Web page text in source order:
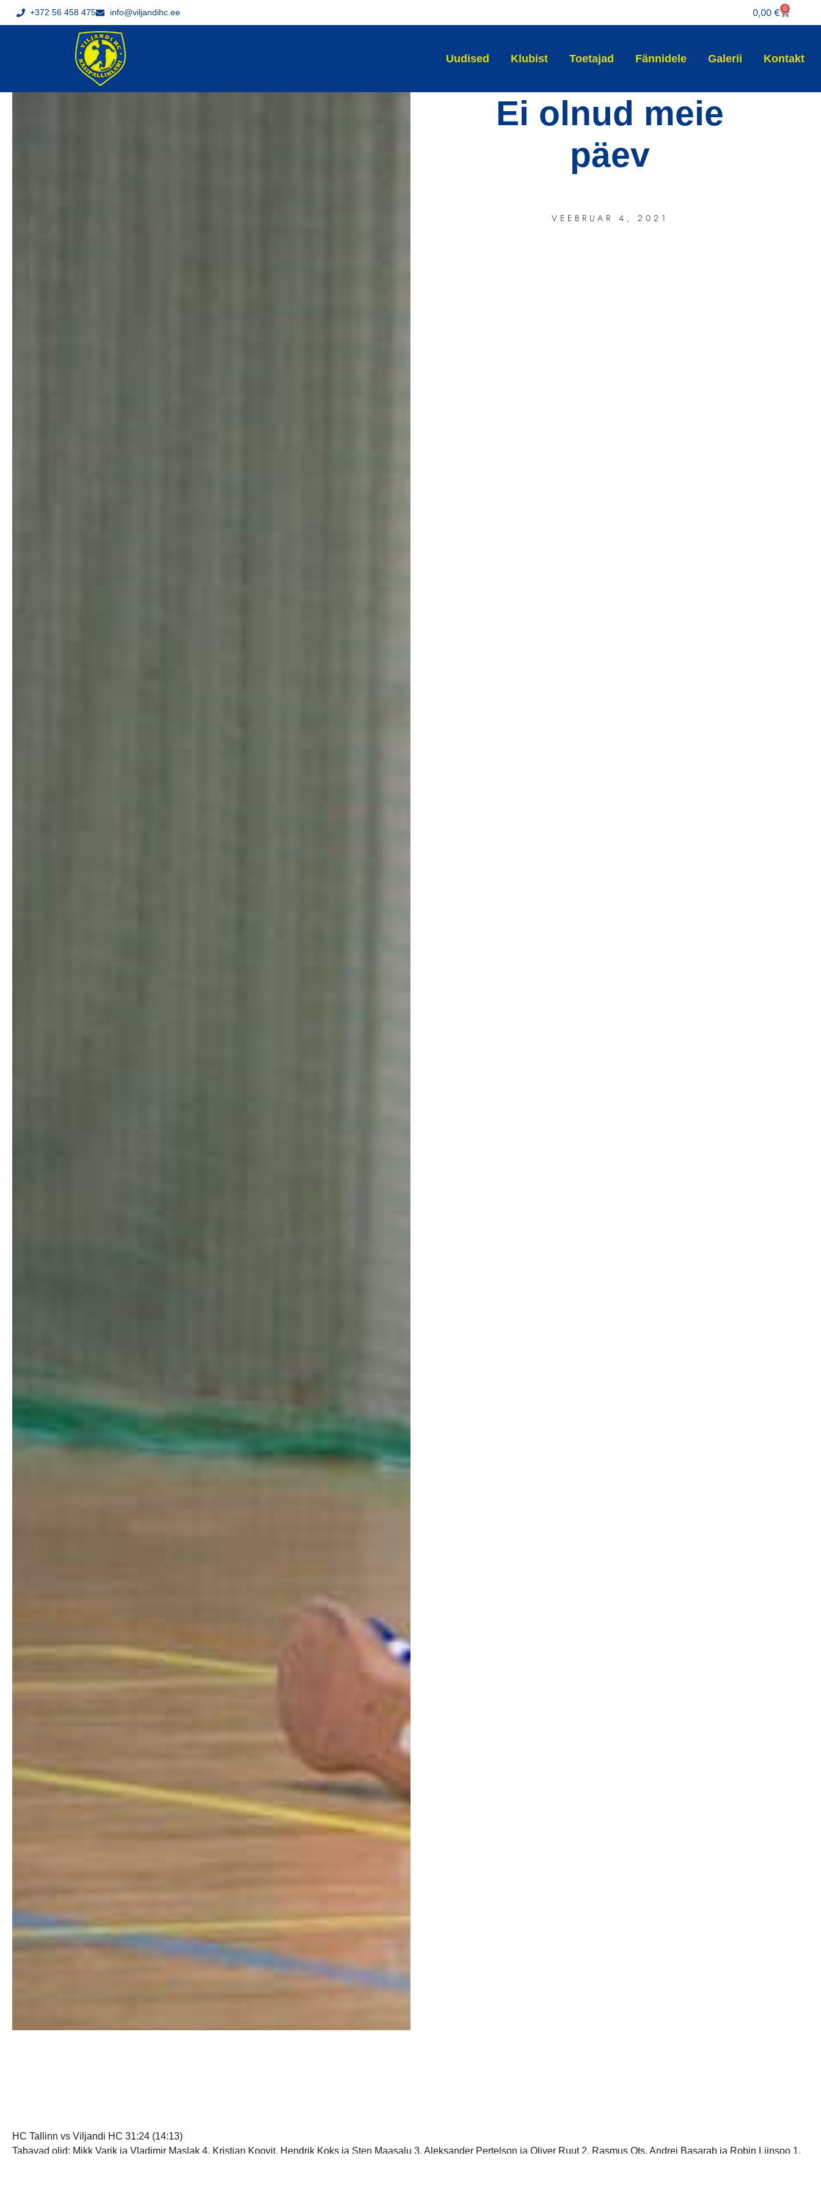
+372 56 458 475 info@viljandihc.ee 0,00€ 0
Uudised Klubist Toetajad Fännidele Galerii Kontakt
Ei olnud meie
päev
VEEBRUAR 4, 2021
HC Tallinn vs Viljandi HC 31:24 (14:13)
Tabavad olid: Mikk Varik ja Vladimir Maslak 4, Kristjan Koovit, Hendrik Koks ja Sten Maasalu 3, Aleksander Pertelson ja Oliver Ruut 2, Rasmus Ots, Andrei Basarab ja Robin Liinsoo 1.